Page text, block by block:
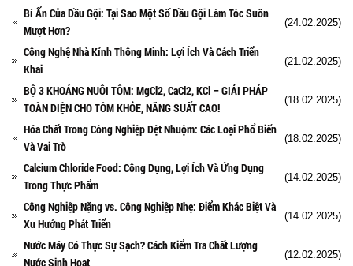
Bí Ẩn Của Dầu Gội: Tại Sao Một Số Dầu Gội Làm Tóc Suôn
Mượt Hơn?
(24.02.2025)
Công Nghệ Nhà Kính Thông Minh: Lợi Ích Và Cách Triển
Khai
(21.02.2025)
BỘ 3 KHOÁNG NUÔI TÔM: MgCl2, CaCl2, KCl – GIẢI PHÁP
TOÀN DIỆN CHO TÔM KHỎE, NĂNG SUẤT CAO!
(18.02.2025)
Hóa Chất Trong Công Nghiệp Dệt Nhuộm: Các Loại Phổ Biến
Và Vai Trò
(18.02.2025)
Calcium Chloride Food: Công Dụng, Lợi Ích Và Ứng Dụng
Trong Thực Phẩm
(14.02.2025)
Công Nghiệp Nặng vs. Công Nghiệp Nhẹ: Điểm Khác Biệt Và
Xu Hướng Phát Triển
(14.02.2025)
Nước Máy Có Thực Sự Sạch? Cách Kiểm Tra Chất Lượng
Nước Sinh Hoạt
(12.02.2025)